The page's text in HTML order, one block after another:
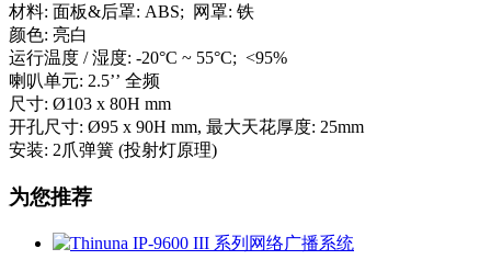
材料: 面板&后罩: ABS; 网罩: 铁
颜色: 亮白
运行温度 / 湿度: -20°C ~ 55°C; <95%
喇叭单元: 2.5’’ 全频
尺寸: Ø103 x 80H mm
开孔尺寸: Ø95 x 90H mm, 最大天花厚度: 25mm
安装: 2爪弹簧 (投射灯原理)
为您推荐